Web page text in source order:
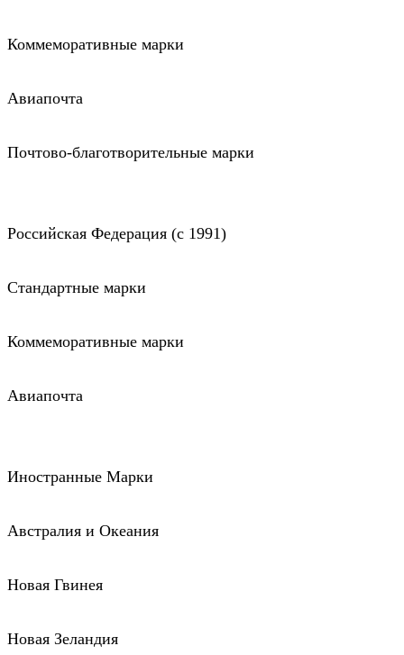
Коммеморативные марки
Авиапочта
Почтово-благотворительные марки
Российская Федерация (c 1991)
Стандартные марки
Коммеморативные марки
Авиапочта
Иностранные Марки
Австралия и Океания
Новая Гвинея
Новая Зеландия